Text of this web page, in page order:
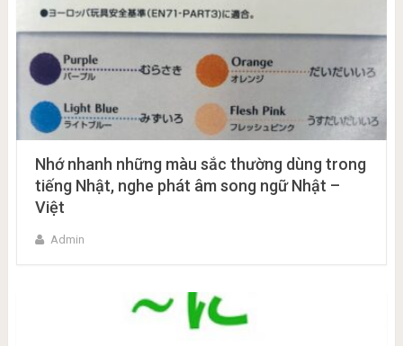
Nhớ nhanh những màu sắc thường dùng trong
tiếng Nhật, nghe phát âm song ngữ Nhật –
Việt
Admin